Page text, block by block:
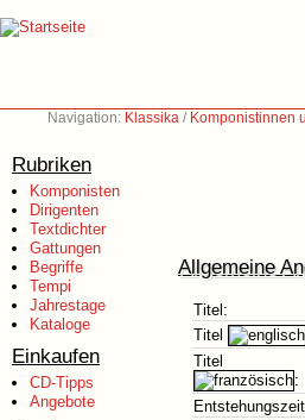
Navigation: Klassika / Komponistinnen
Rubriken
Komponisten
Dirigenten
Textdichter
Gattungen
Begriffe
Tempi
Jahrestage
Kataloge
Einkaufen
CD-Tipps
Angebote
Allgemeine
Titel:
Titel
Titel
: